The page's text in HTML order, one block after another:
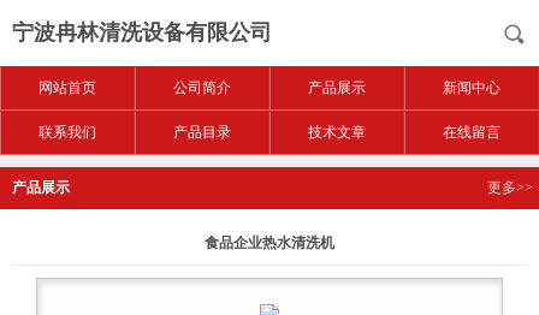
宁波冉林清洗设备有限公司
网站首页 公司简介 产品展示 新闻中心
联系我们 产品目录 技术文章 在线留言
产品展示 更多>>
食品企业热水清洗机